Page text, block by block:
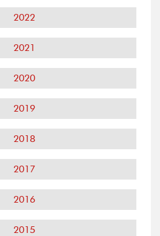
2022
2021
2020
2019
2018
2017
2016
2015